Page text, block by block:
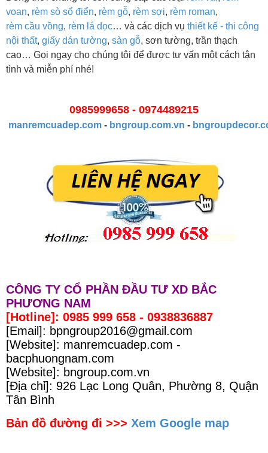
voan, rèm sò sổ điển, rèm gỗ, rèm sợi, rèm roman,
rèm cầu vồng, rèm lá dọc… và các dịch vụ thiết kế - thi công
nội thất, giấy dán tường, sàn gỗ, sơn tường, trần thạch
cao… Gọi ngay cho chúng tôi để được tư vấn một cách tận
tình và miễn phí nhé!
0985999658 - 0974489215
manremcuadep.com - bngroup.com.vn -
CÔNG TY CỔ PHẦN ĐẦU TƯ XD BẮC
PHƯƠNG NAM
[Hotline]: 0985 999 658 - 0938836887
[Email]: bpngroup2016@gmail.com
[Website]: manremcuadep.com -
bacphuongnam.com
[Website]: bngroup.com.vn
[Địa chỉ]: 926 Lạc Long Quân, Phường 8, Quận
Tân Bình
Bản đồ đường đi >>> Xem Google map